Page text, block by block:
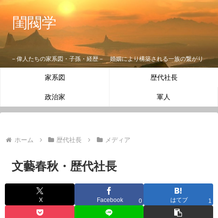
閨閥学
－偉人たちの家系図・子孫・経歴－ 婚姻により構築される一族の繋がり
家系図 歴代社長
政治家 軍人
ホーム 歴代社長 メディア
文藝春秋・歴代社長
X Facebook 0 はてブ 1